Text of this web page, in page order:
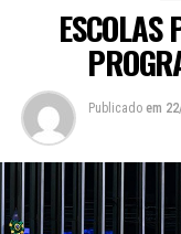
ESCOLAS
Publicado em